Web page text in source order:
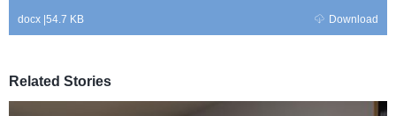
docx 54.7 KB Download
Related Stories